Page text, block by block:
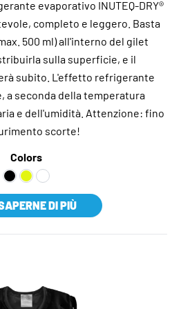
evaporativo INUTEQ-DRY®
completo e leggero. Basta
500 ml) all'interno del gilet
sulla superficie, e il
subito. L'effetto refrigerante
a seconda della temperatura
e dell'umidità. Attenzione: fino
scorte!
Colors
DI PIÙ